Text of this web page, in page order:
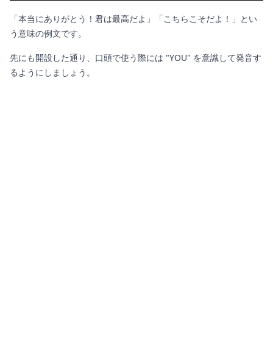
「本当にありがとう！君は最高だよ」「こちらこそだよ！」とい
う意味の例文です。
先にも開設した通り、口頭で使う際には "YOU" を意識して発音す
るようにしましょう。